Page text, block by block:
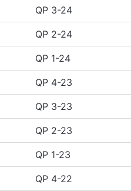
QP 3-24
QP 2-24
QP 1-24
QP 4-23
QP 3-23
QP 2-23
QP 1-23
QP 4-22